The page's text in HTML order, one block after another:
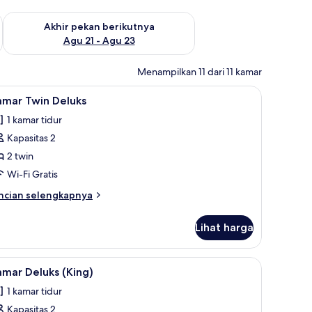
Agu 14 - Agu 16
Akhir pekan berikutnya
Agu 21 - Agu 23
Periksa ketersediaan untuk akhir pekan berikutnya Agu 21 -
Menampilkan 11 dari 11 kamar
Fi gratis Kamar Twin Deluks | Brankas dan Wi-Fi gratis
2 Twin Deluks
1 kamar tidur
Kapasitas 2
2 twin
Wi-Fi Gratis
selengkapnya
Lihat harga
Wi-Fi gratis Kamar Deluks (King) | Brankas dan Wi-Fi
2 Deluks (King)
1 kamar tidur
Kapasitas 2